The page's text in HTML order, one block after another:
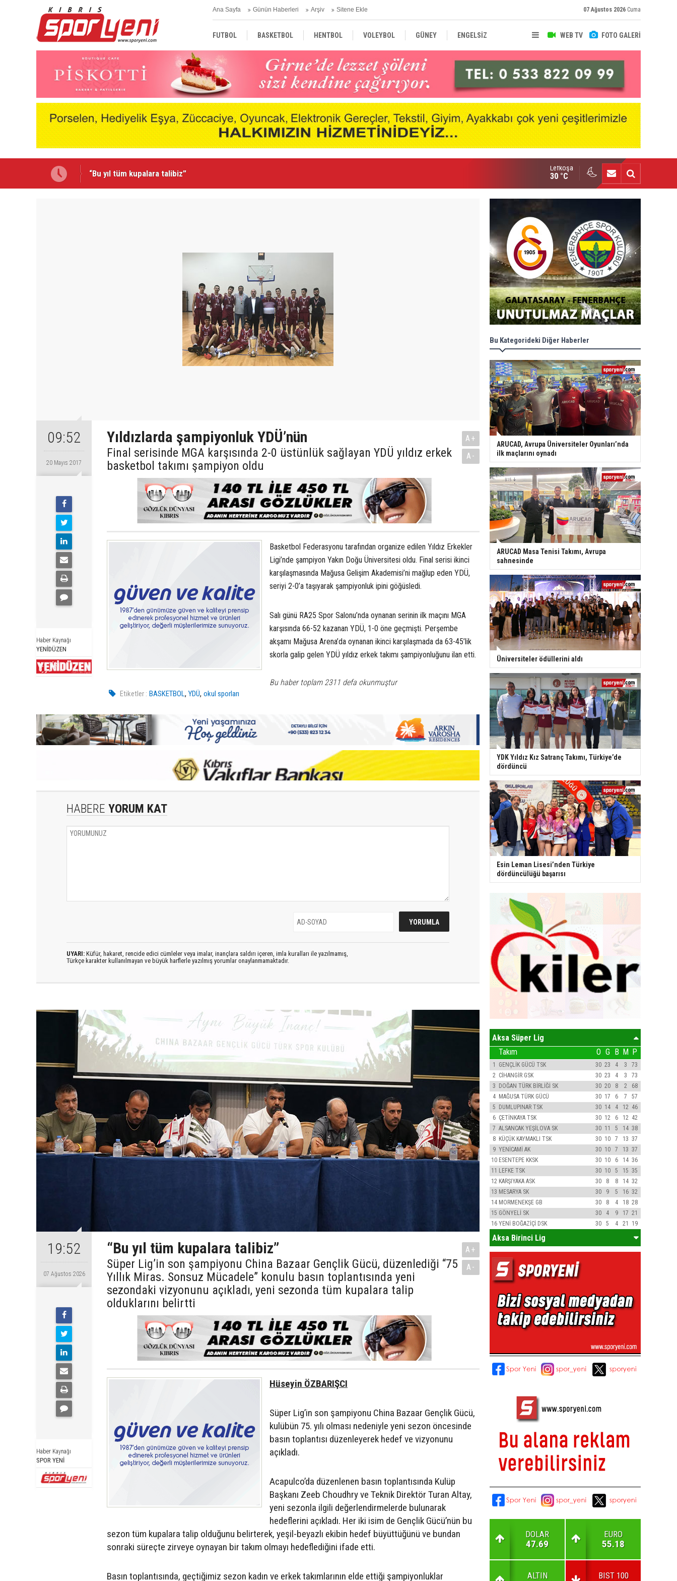
Ana Sayfa Günün Haberleri Arşiv Sitene Ekle 07 Ağustos 2026 Cuma
WEB TV FOTO GALERİ
FUTBOL BASKETBOL HENTBOL VOLEYBOL GÜNEY ENGELSİZ
TÜRKİYE AVRUPA DÜNYA
Emmanuel Ernest Mağusa Türk Gücü'nde
Lefkoşa
30 °C
09:52
20 Mayıs 2017
Haber Kaynağı
YENİDÜZEN
Yıldızlarda şampiyonluk YDÜ’nün
Final serisinde MGA karşısında 2-0 üstünlük sağlayan YDÜ yıldız erkek
basketbol takımı şampiyon oldu
A+
A-
Basketbol Federasyonu tarafından organize edilen Yıldız Erkekler
Ligi’nde şampiyon Yakın Doğu Üniversitesi oldu. Final serisi ikinci
karşılaşmasında Mağusa Gelişim Akademisi’ni mağlup eden YDÜ,
seriyi 2-0’a taşıyarak şampiyonluk ipini göğüsledi.
Salı günü RA25 Spor Salonu’nda oynanan serinin ilk maçını MGA
karşısında 66-52 kazanan YDÜ, 1-0 öne geçmişti. Perşembe
akşamı Mağusa Arena’da oynanan ikinci karşılaşmada da 63-45’lik
skorla galip gelen YDÜ yıldız erkek takımı şampiyonluğunu ilan etti.
Bu haber toplam 2311 defa okunmuştur
Etiketler : BASKETBOL,YDÜ,okul sporları
HABERE YORUM KAT
UYARI: Küfür, hakaret, rencide edici cümleler veya imalar, inançlara saldırı içeren, imla kuralları ile yazılmamış,
Türkçe karakter kullanılmayan ve büyük harflerle yazılmış yorumlar onaylanmamaktadır.
19:52
07 Ağustos 2026
Haber Kaynağı
SPOR YENİ
“Bu yıl tüm kupalara talibiz”
Süper Lig’in son şampiyonu China Bazaar Gençlik Gücü, düzenlediği “75
Yıllık Miras. Sonsuz Mücadele” konulu basın toplantısında yeni
sezondaki vizyonunu açıkladı, yeni sezonda tüm kupalara talip
olduklarını belirtti
A+
A-
Hüseyin ÖZBARIŞCI
Süper Lig’in son şampiyonu China Bazaar Gençlik Gücü,
kulübün 75. yılı olması nedeniyle yeni sezon öncesinde
basın toplantısı düzenleyerek hedef ve vizyonunu
açıkladı.
Acapulco’da düzenlenen basın toplantısında Kulüp
Başkanı Zeeb Choudhry ve Teknik Direktör Turan Altay,
yeni sezonla ilgili değerlendirmelerde bulunarak
hedeflerini açıkladı. Her iki isim de Gençlik Gücü’nün bu
sezon tüm kupalara talip olduğunu belirterek, yeşil-beyazlı ekibin hedef büyüttüğünü ve bundan
sonraki süreçte zirveye oynayan bir takım olmayı hedeflediğini ifade etti.
Basın toplantısında, geçtiğimiz sezon kadın ve erkek takımlarının elde ettiği şampiyonluklar
Bu Kategorideki Diğer Haberler
ARUCAD, Avrupa Üniversiteler Oyunları’nda
ilk maçlarını oynadı
ARUCAD Masa Tenisi Takımı, Avrupa
sahnesinde
Üniversiteler ödüllerini aldı
YDK Yıldız Kız Satranç Takımı, Türkiye’de
dördüncü
Esin Leman Lisesi’nden Türkiye
dördüncülüğü başarısı
Aksa Süper Lig
Takım O G B M P
1 GENÇLİK GÜCÜ TSK 30 23 4 3
73
2 CİHANGİR GSK 30 23 4 3
73
3 DOĞAN TÜRK BİRLİĞİ SK 30 20 8 2
68
4 MAĞUSA TÜRK GÜCÜ 30 17 6 7
57
5 DUMLUPINAR TSK 30 14 4 12 46
6 ÇETİNKAYA TSK 30 12 6 12 42
7 ALSANCAK YEŞİLOVA SK 30 11 5 14 38
8 KÜÇÜK KAYMAKLI TSK 30 10 7 13 37
9 YENİCAMİ AK 30 10 7 13 37
10 ESENTEPE KKSK 30 10 6 14 36
11 LEFKE TSK 30 10 5 15 35
12 KARŞIYAKA ASK 30 8 8 14 32
13 MESARYA SK 30 9 5 16 32
14 MORMENEKŞE GB 30 8 4 18 28
15 GÖNYELİ SK 30 4 9 17 21
16 YENİ BOĞAZİÇİ DSK 30 5 4 21 19
Aksa Birinci Lig
DOLAR
47.69
EURO
55.18
ALTIN BIST 100